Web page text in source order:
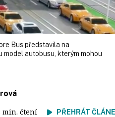
Bus představila na
autobusu, kterým mohou
min. čtení PŘEHRÁT